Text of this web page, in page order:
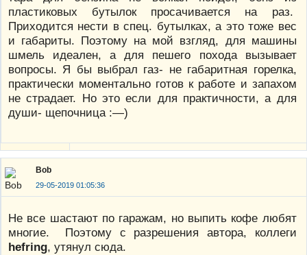
пластиковых бутылок просачивается на раз.
Приходится нести в спец. бутылках, а это тоже вес
и габариты. Поэтому на мой взгляд, для машины
шмель идеален, а для пешего похода вызывает
вопросы. Я бы выбрал газ- не габаритная горелка,
практически моментально готов к работе и запахом
не страдает. Но это если для практичности, а для
души- щепочница :—)
Bob
29-05-2019 01:05:36
Не все шастают по гаражам, но выпить кофе любят
многие. Поэтому с разрешения автора, коллеги
hefring, утянул сюда.